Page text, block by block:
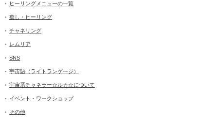
ヒーリングメニューの一覧
癒し・ヒーリング
チャネリング
レムリア
SNS
宇宙語（ライトランゲージ）
宇宙系チャネラー☆ルカ☆について
イベント・ワークショップ
その他